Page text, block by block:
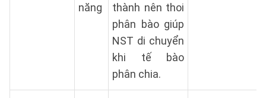
năng
thành nên thoi
phân bào giúp
NST di chuyển
khi tế bào
phân chia.